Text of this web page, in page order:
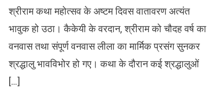
श्रीराम कथा महोत्सव के अष्टम दिवस वातावरण अत्यंत
भावुक हो उठा। कैकेयी के वरदान, श्रीराम को चौदह वर्ष का
वनवास तथा संपूर्ण वनवास लीला का मार्मिक प्रसंग सुनकर
श्रद्धालु भावविभोर हो गए। कथा के दौरान कई श्रद्धालुओं
[…]